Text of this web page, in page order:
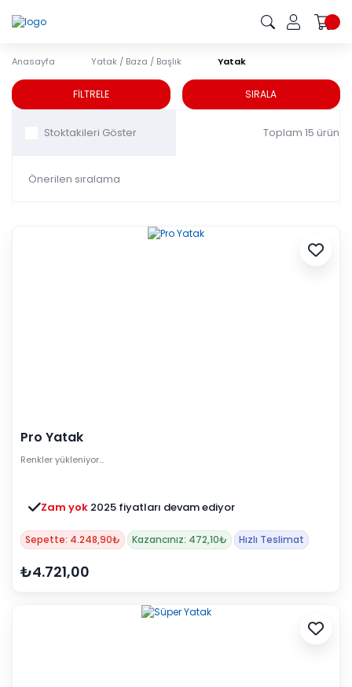
Anasayfa Yatak / Baza / Başlık Yatak
YatakFİLTRELE SIRALA
Toplam 15 ürün
Pro Yatak
Renkler yükleniyor…
Zam yok 2025 fiyatları devam ediyor
Sepette: 4.248,90₺ Kazancınız: 472,10₺ Hızlı Teslimat
₺4.721,00